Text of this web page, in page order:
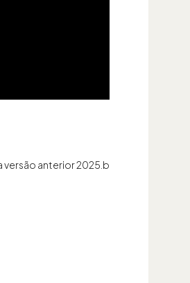
a versão anterior 2025.b